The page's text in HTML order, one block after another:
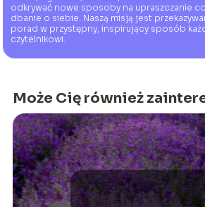
odkrywać nowe sposoby na upraszczanie
dbanie o siebie. Naszą misją jest
porad w przystępny, inspirujący sposób
czytelnikowi.
Może Cię również